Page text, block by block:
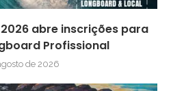
abre inscrições para
Profissional
de 2026